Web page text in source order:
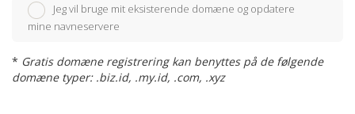
Jeg vil bruge mit eksisterende domæne og opdatere
mine navneservere
* Gratis domæne registrering kan benyttes på de følgende
domæne typer: .biz.id, .my.id, .com, .xyz